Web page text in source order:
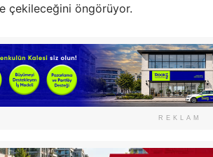
çekileceğini öngörüyor.
REKLAM